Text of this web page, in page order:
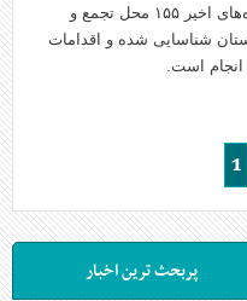
سخنگوی استانداری تهران گفت: طی ماه‌های اخیر ۱۵۵ محل تجمع و
شناسایی شده و اقدامات
انجام است.
1
پربحث ترین اخبار